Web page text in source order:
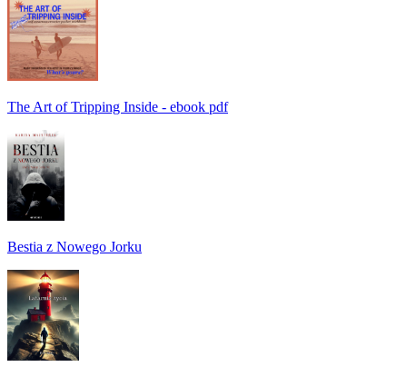
The Art of Tripping Inside - ebook pdf
Bestia z Nowego Jorku